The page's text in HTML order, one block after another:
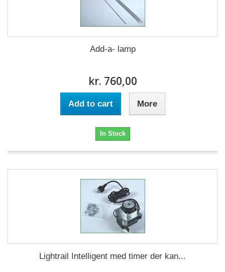
Add-a- lamp
kr. 760,00
Add to cart More
In Stock
Lightrail Intelligent med timer der kan...